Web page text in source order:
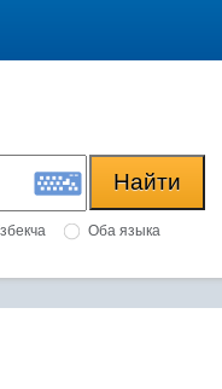
Оба языка